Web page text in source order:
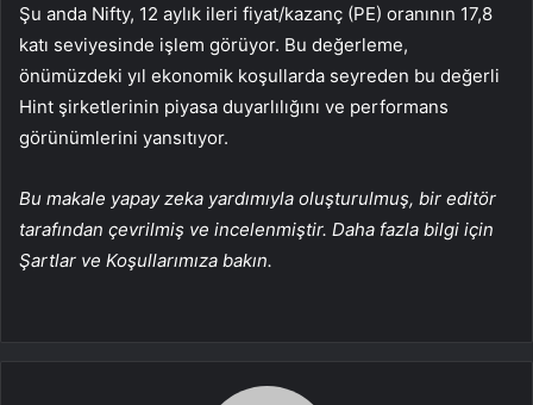
Şu anda Nifty, 12 aylık ileri fiyat/kazanç (PE) oranının 17,8
katı seviyesinde işlem görüyor. Bu değerleme,
önümüzdeki yıl ekonomik koşullarda seyreden bu değerli
Hint şirketlerinin piyasa duyarlılığını ve performans
görünümlerini yansıtıyor.
Bu makale yapay zeka yardımıyla oluşturulmuş, bir editör
tarafından çevrilmiş ve incelenmiştir. Daha fazla bilgi için
Şartlar ve Koşullarımıza bakın.